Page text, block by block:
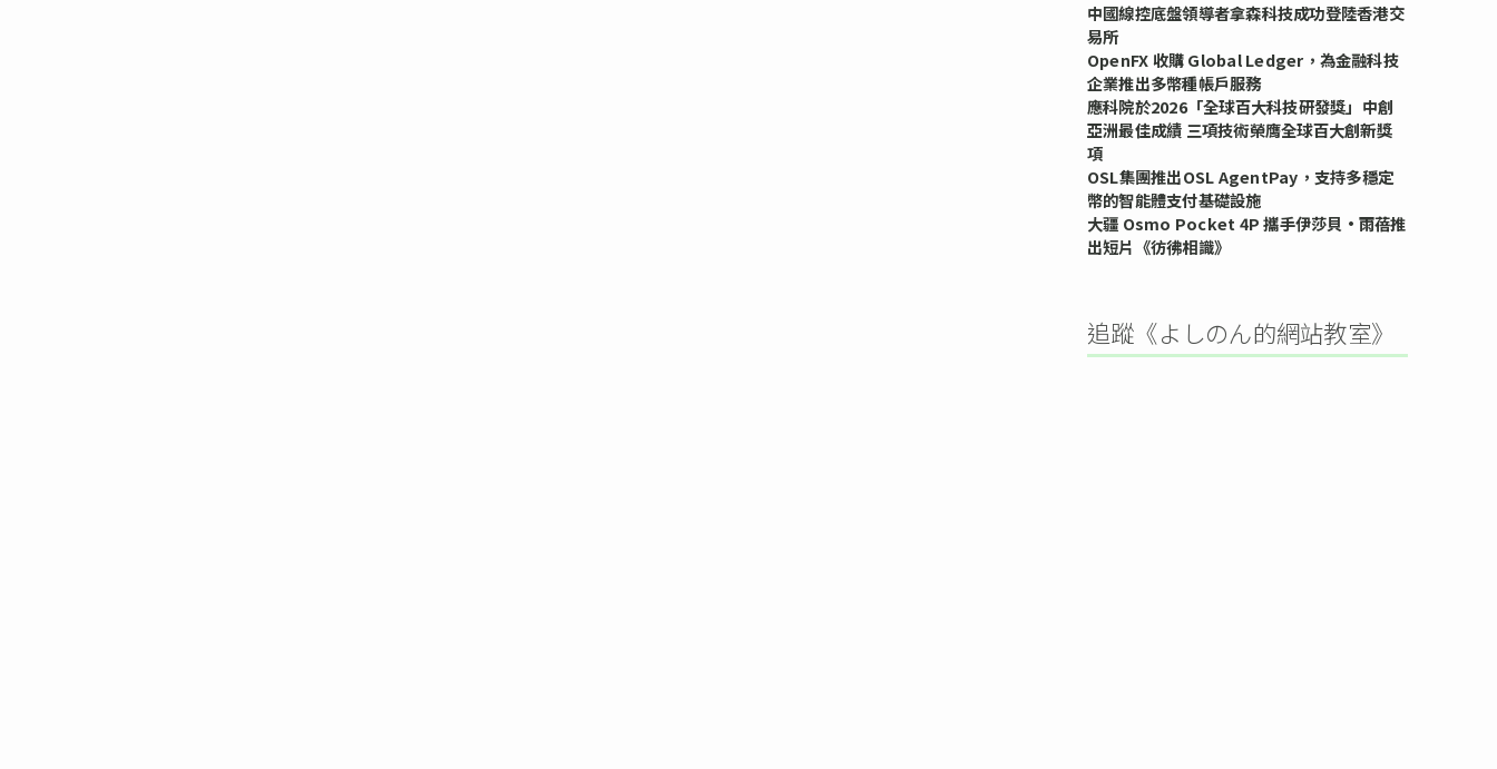
中國線控底盤領導者拿森科技成功登陸香港交
易所
OpenFX 收購 Global Ledger，為金融科技
企業推出多幣種帳戶服務
應科院於2026「全球百大科技研發獎」中創
亞洲最佳成績 三項技術榮膺全球百大創新獎
項
OSL集團推出OSL AgentPay，支持多穩定
幣的智能體支付基礎設施
大疆 Osmo Pocket 4P 攜手伊莎貝•雨蓓推
出短片《彷彿相識》
追蹤《よしのん的網站教室》